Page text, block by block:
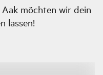
möchten wir dein
lassen!